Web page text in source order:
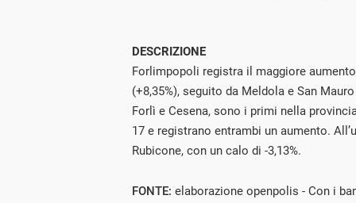
DESCRIZIONE
Forlimpopoli registra il maggiore
(+8,35%), seguito da Meldola e San
Forlì e Cesena, sono i primi nella
17 e registrano entrambi un aumento.
Rubicone, con un calo di -3,13%.
FONTE: elaborazione openpolis - Con i